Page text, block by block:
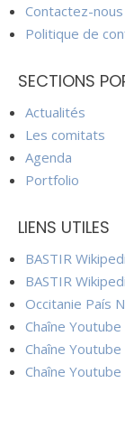
Contactez-nous
Politique de
SECTIONS
Actualités
Les comitats
Agenda
Portfolio
LIENS UTILES
BASTIR
BASTIR
Occitanie País
Chaîne Youtube
Chaîne
Chaîne